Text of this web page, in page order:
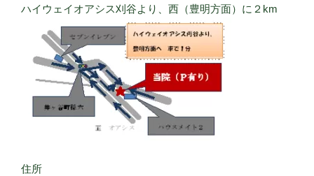
ハイウェイオアシス刈谷より、西（豊明方面）に２km
住所